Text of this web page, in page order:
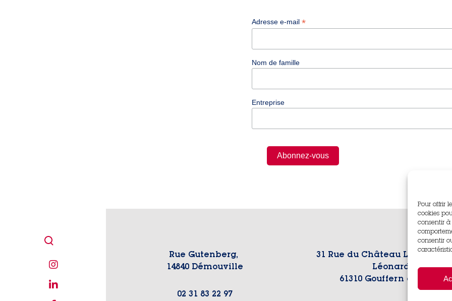
Pour offrir
cookies
consentir à
consentir
Adresse e-mail *
Nom de famille
Entreprise
Rue Gutenberg,
14840 Démouville
02 31 83 22 97
31 Rue du Château Le Bourg
Léonard,
61310 Gouffern en Auge